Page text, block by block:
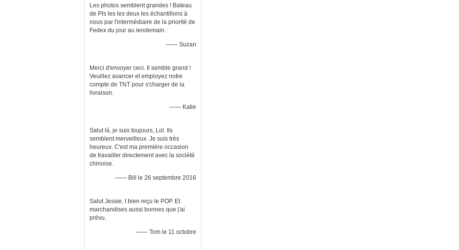
Les photos semblent grandes ! Bateau
de Pls les les deux les échantillons à
nous par l'intermédiaire de la priorité de
Fedex du jour au lendemain.
—— Suzan
Merci d'envoyer ceci. Il semble grand !
Veuillez avancer et employez notre
compte de TNT pour s'charger de la
livraison.
—— Katie
Salut là, je suis toujours, Lol. Ils
semblent merveilleux. Je suis très
heureux. C'est ma première occasion
de travailler directement avec la société
chinoise.
—— Bill le 26 septembre 2016
Salut Jessie, I bien reçu le POP. Et
marchandises aussi bonnes que j'ai
prévu.
—— Tom le 11 octobre